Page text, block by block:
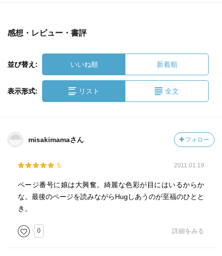
感想・レビュー・書評
並び替え: いいね順 新着順
表示形式: リスト 全文
misakimamaさん フォロー
5 2011.01.19
ページ番号に娘は大興奮。綺麗な色彩が目にはいるからか
な。最後のページを読みながらHugしあうのが至福のひとと
き。
0 詳細をみる